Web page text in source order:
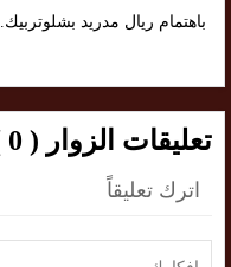
باهتمام ريال مدريد بشلوتربيك.
تعليقات الزوار ( 0 )
اترك تعليقاً